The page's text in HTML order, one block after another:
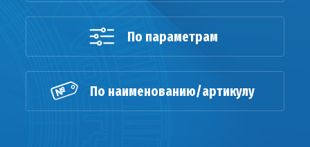
По параметрам
По наименованию/артикулу